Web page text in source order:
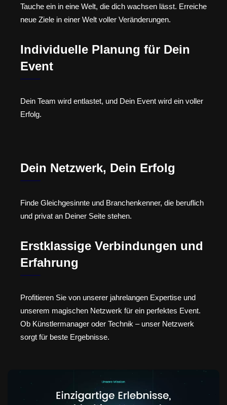
Tauche ein in eine Welt, die dich wachsen lässt. Erreiche
neue Ziele in einer Welt voller Veränderungen.
Individuelle Planung für Dein
Event
Dein Team wird entlastet, und Dein Event wird ein voller
Erfolg.
Dein Netzwerk, Dein Erfolg
Finde Gleichgesinnte und Branchenkenner, die beruflich
und privat an Deiner Seite stehen.
Erstklassige Verbindungen und
Erfahrung
Profitieren Sie von unserer jahrelangen Expertise und
unserem magischen Netzwerk für ein perfektes Event.
Ob Künstlermanager oder Technik – unser Netzwerk
sorgt für beste Ergebnisse.